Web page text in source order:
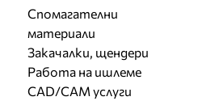
Спомагателни
материали
Закачалки, щендери
Работа на ишлеме
CAD/CAM услуги